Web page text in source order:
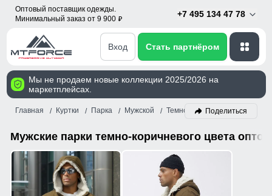
Оптовый поставщик одежды.
Минимальный заказ от 9 900 p
+7 495 134 47 78
Вход Стать партнёром
Мы не продаем новые коллекции 2025/2026 на
маркетплейсах.
Главная Куртки Парка Мужской Темно-коричневый
Поделиться
Мужские парки темно-коричневого цвета оптом